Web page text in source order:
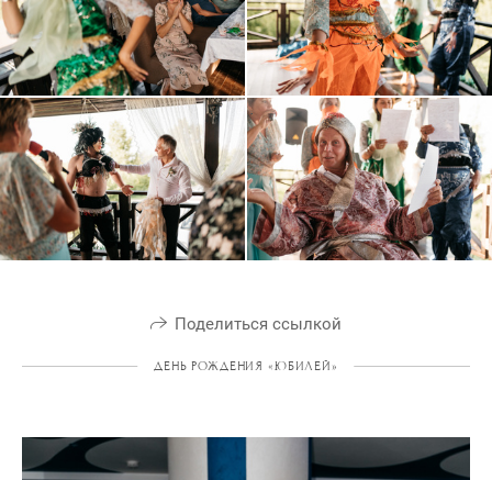
Поделиться ссылкой
ДЕНЬ РОЖДЕНИЯ «ЮБИЛЕЙ»